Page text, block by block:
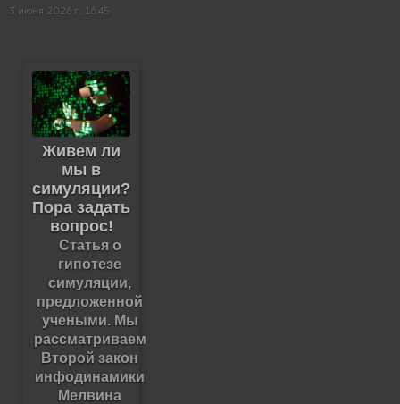
3 июня 2026 г., 16:45
Живем ли
мы в
симуляции?
Пора задать
вопрос!
Статья о
гипотезе
симуляции,
предложенной
учеными. Мы
рассматриваем
Второй закон
инфодинамики
Мелвина